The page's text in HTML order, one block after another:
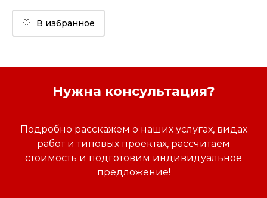
🤍 В избранное
Нужна консультация?
Подробно расскажем о наших услугах, видах
работ и типовых проектах, рассчитаем
стоимость и подготовим индивидуальное
предложение!